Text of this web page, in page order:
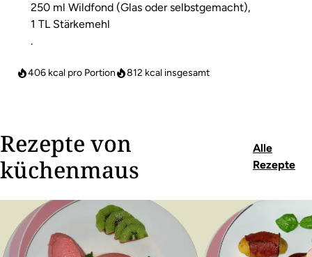
250 ml Wildfond (Glas oder selbstgemacht),
1 TL Stärkemehl
.
406 kcal pro Portion 812 kcal insgesamt
Rezepte von
küchenmaus
Alle
Rezepte